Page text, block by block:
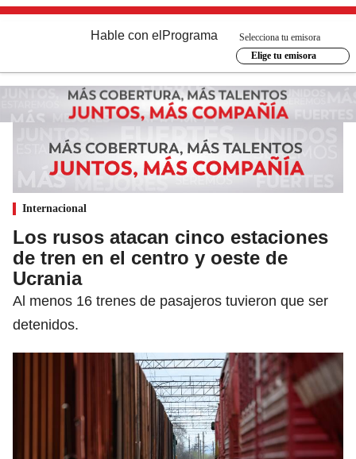
Hable con el Programa
Selecciona tu emisora
Elige tu emisora
Internacional
Los rusos atacan cinco estaciones
de tren en el centro y oeste de
Ucrania
Al menos 16 trenes de pasajeros tuvieron que ser
detenidos.